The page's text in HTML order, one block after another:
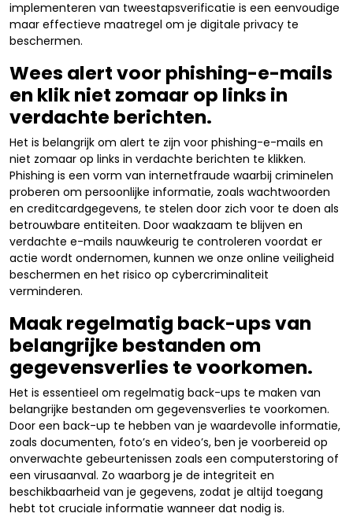
implementeren van tweestapsverificatie is een eenvoudige
maar effectieve maatregel om je digitale privacy te
beschermen.
Wees alert voor phishing-e-mails
en klik niet zomaar op links in
verdachte berichten.
Het is belangrijk om alert te zijn voor phishing-e-mails en
niet zomaar op links in verdachte berichten te klikken.
Phishing is een vorm van internetfraude waarbij criminelen
proberen om persoonlijke informatie, zoals wachtwoorden
en creditcardgegevens, te stelen door zich voor te doen als
betrouwbare entiteiten. Door waakzaam te blijven en
verdachte e-mails nauwkeurig te controleren voordat er
actie wordt ondernomen, kunnen we onze online veiligheid
beschermen en het risico op cybercriminaliteit
verminderen.
Maak regelmatig back-ups van
belangrijke bestanden om
gegevensverlies te voorkomen.
Het is essentieel om regelmatig back-ups te maken van
belangrijke bestanden om gegevensverlies te voorkomen.
Door een back-up te hebben van je waardevolle informatie,
zoals documenten, foto’s en video’s, ben je voorbereid op
onverwachte gebeurtenissen zoals een computerstoring of
een virusaanval. Zo waarborg je de integriteit en
beschikbaarheid van je gegevens, zodat je altijd toegang
hebt tot cruciale informatie wanneer dat nodig is.